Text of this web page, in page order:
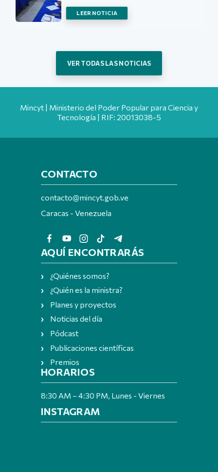
LEER NOTICIA
VER TODAS LAS NOTICIAS
Mincyt | Ministerio del Poder Popular para Ciencia y
Tecnología | RIF: 20013038-5
CONTACTO
contacto@mincyt.gob.ve
Caracas - Venezuela
AQUÍ ENCONTRARÁS
¿Quiénes somos?
¿Quién es la ministra?
Planes y proyectos
Noticias del día
Pódcast
Publicaciones científicas
Premios
HORARIOS
8:30 AM – 4:30 PM, Lunes - Viernes
INSTAGRAM